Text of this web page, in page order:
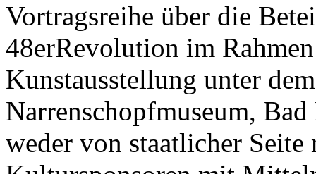
Vortragsreihe über die
48erRevolution im
Kunstausstellung unter
Narrenschopfmuseum,
weder von staatlicher Seite